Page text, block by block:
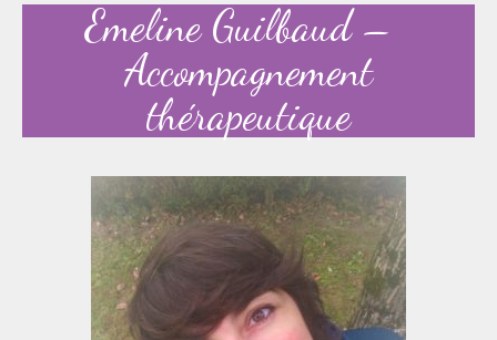
Accompagnement thérapeutique
Soin et éveil au Féminin authentique et sacré
Chemin de libération et d’expression de soi »
Cœur de Femme »
Les Onctions Sacrées -La Magdaléenne –
Nadine-Sarah Penna
Qui suis je ?
Mon cursus d’évolution vers une femme plus
consciente
Emeline Guilbaud –
Accompagnement
thérapeutique